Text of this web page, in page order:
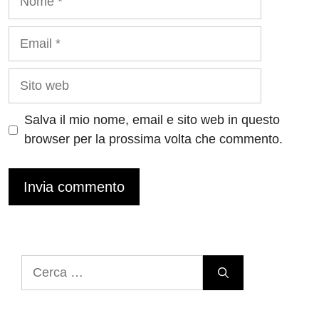
Sito
Salva il mio nome, email e sito web in questo
browser per la prossima volta che commento.